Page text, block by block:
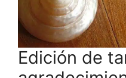
Edición de